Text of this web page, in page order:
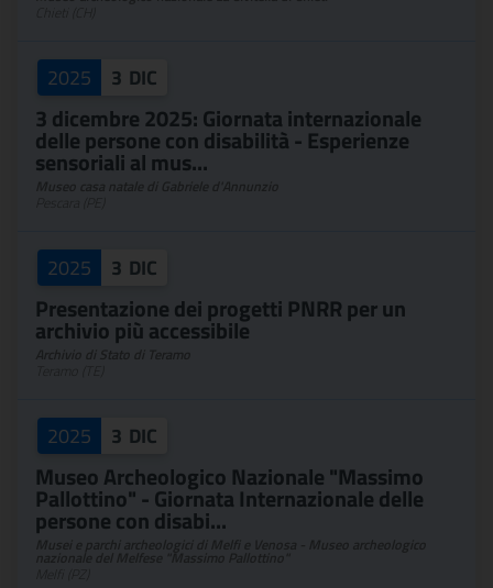
2025 3 DIC
3 dicembre 2025: Giornata internazionale
delle persone con disabilità - Esperienze
sensoriali al mus...
2025 3 DIC
Presentazione dei progetti PNRR per un
archivio più accessibile
2025 3 DIC
Museo Archeologico Nazionale "Massimo
Pallottino" - Giornata Internazionale delle
persone con disabi...